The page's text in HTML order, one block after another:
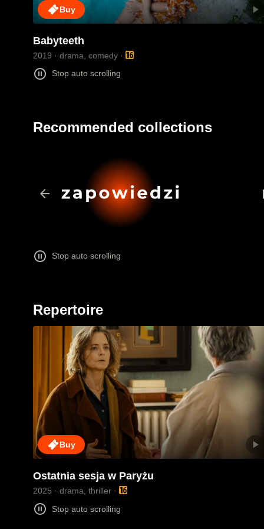
play_arrow
Buy
Babyteeth
2019 drama, comedy
Milla, poważnie chora nastolatka, zakochuje się w Mosesie -
Stop auto scrolling
Recommended collections
arrow_back
kolekcja: zapowiedzi
Stop auto scrolling
Repertoire
play_arrow
Buy
Ostatnia sesja w Paryżu
2025 drama, thriller
Lilian (laureatka Oscara Jodie Foster) jest cenioną
Stop auto scrolling